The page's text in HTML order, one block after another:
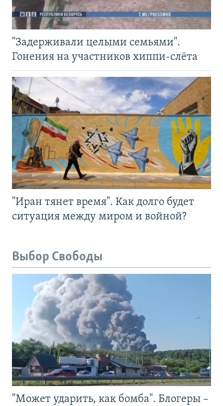
"Задерживали целыми семьями".
Гонения на участников хиппи-слёта
"Иран тянет время". Как долго будет
ситуация между миром и войной?
Выбор Свободы
"Может ударить, как бомба". Блогеры –